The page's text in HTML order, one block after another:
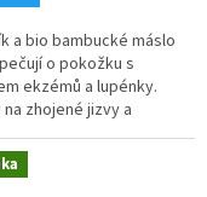
a bio bambucké máslo
o pokožku s
ekzémů a lupénky.
na zhojené jizvy a
po ozařování.